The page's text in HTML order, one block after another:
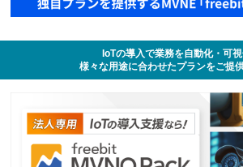
IoTの導入で業務を自動化・可視
様々な用途に合わせたプランをご提供